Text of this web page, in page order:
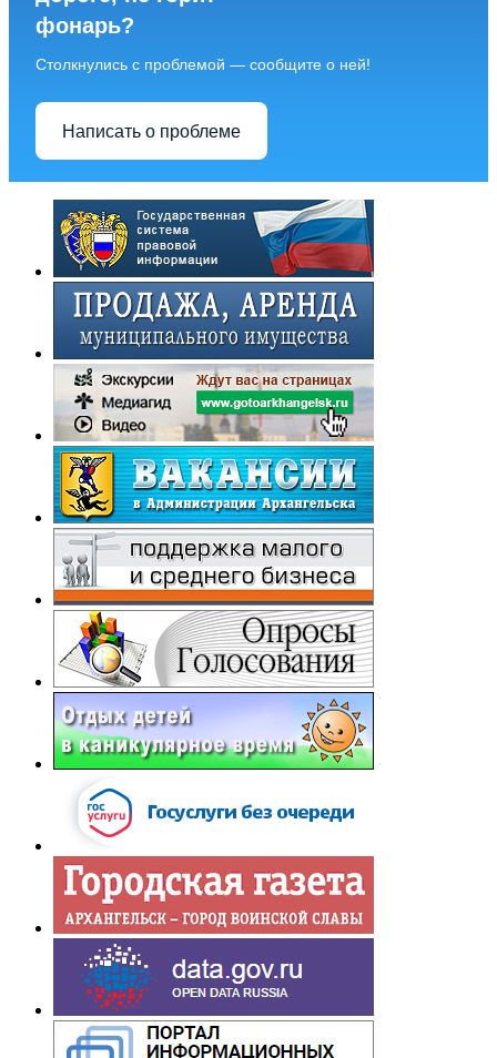
фонарь?
Столкнулись с проблемой — сообщите о ней!
Написать о проблеме